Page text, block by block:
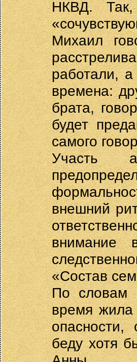
НКВД.
Михаил
работали,
времена:
брата,
будет
самого
Участь
внешний
«Состав
По словам
время жила
беду хотя